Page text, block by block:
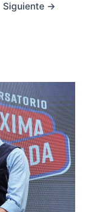
Siguiente →